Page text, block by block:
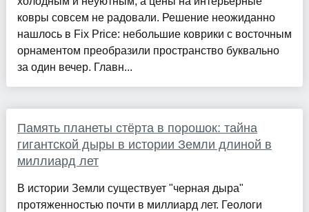
ковры совсем не радовали. Решение неожиданно
нашлось в Fix Price: небольшие коврики с восточным
орнаментом преобразили пространство буквально
за один вечер. Главн...
Память планеты стёрта в порошок: тайна
гигантской дыры в истории Земли длиной в
миллиард лет
В истории Земли существует "черная дыра"
протяженностью почти в миллиард лет. Геологи